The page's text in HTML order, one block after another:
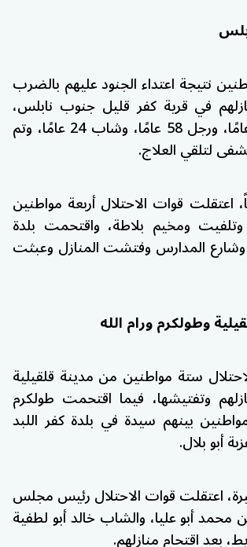
نتيجة اعتداء الجنود عليهم بالضرب
في قرية كفر قليل جنوب نابلس،
وهم مسنة 60 عامًا، ورجل 58 عامًا، وشاب 24 عامًا، وتم
لتلقي العلاج.
اعتقلت قوات الاحتلال أربعة مواطنين
ومخيم بلاطة، واقتحمت بلدة
وشارع المدارس وفتشت المنازل وعبثت
وطولكرم ورام الله
ستة مواطنين من مدينة قلقيلية
وتفتيشها، فيما اقتحمت طولكرم
بينهم سيدة في بلدة كفر اللبد
أبو بلال.
اعتقلت قوات الاحتلال رئيس مجلس
محمد أبو عليا، والشاب خالد أبو لطفية
بعد اقتحام منازلهم.